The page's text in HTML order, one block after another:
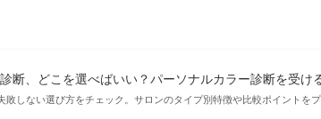
断、どこを選べばいい？パーソナルカラー診断を受け
しない選び方をチェック。サロンのタイプ別特徴や比較ポイントを